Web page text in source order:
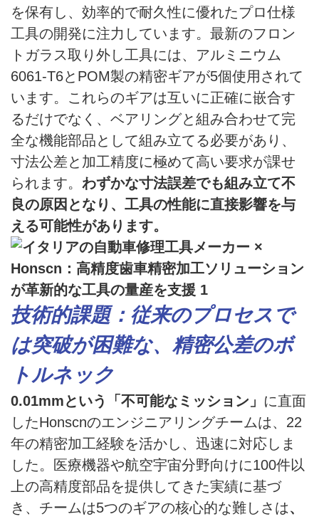
を保有し、効率的で耐久性に優れたプロ仕様
工具の開発に注力しています。最新のフロン
トガラス取り外し工具には、アルミニウム
6061-T6とPOM製の精密ギアが5個使用されて
います。これらのギアは互いに正確に嵌合す
るだけでなく、ベアリングと組み合わせて完
全な機能部品として組み立てる必要があり、
寸法公差と加工精度に極めて高い要求が課せ
られます。 わずかな寸法誤差でも組み立て不
良の原因となり、工具の性能に直接影響を与
える可能性があります。
技術的課題：従来のプロセスで
は突破が困難な、精密公差のボ
トルネック
0.01mmという「不可能なミッション」 に直面
したHonscnのエンジニアリングチームは、22
年の精密加工経験を活かし、迅速に対応しま
した。医療機器や航空宇宙分野向けに100件以
上の高精度部品を提供してきた実績に基づ
き、チームは5つのギアの核心的な難しさは、